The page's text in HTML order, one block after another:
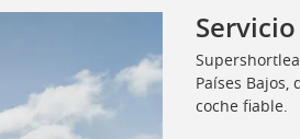
Países
coche fiable.